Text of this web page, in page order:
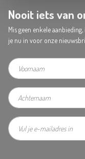
Nooit iets van
Mis geen enkele
je nu in voor onze